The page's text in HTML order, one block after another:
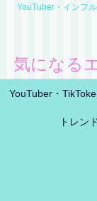
YouTuber・インフ
気になる
YouTuber・
トレンド